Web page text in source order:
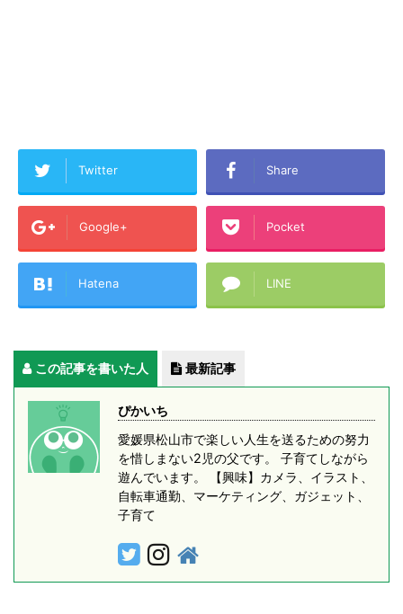
Twitter Share
Google+ Pocket
Hatena LINE
この記事を書いた人 最新記事
ぴかいち
愛媛県松山市で楽しい人生を送るための努力
を惜しまない2児の父です。 子育てしながら
遊んでいます。 【興味】カメラ、イラスト、
自転車通勤、マーケティング、ガジェット、
子育て